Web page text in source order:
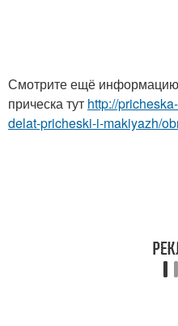
Смотрите ещё
прическа тут http://
delat-pricheski-i-makiyazh/